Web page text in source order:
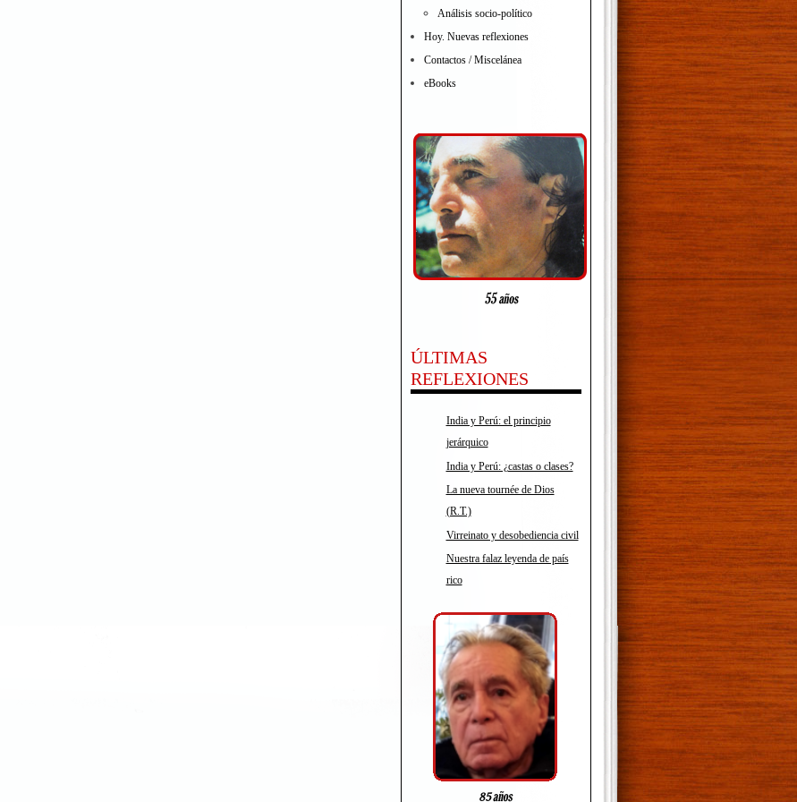
Análisis socio-político
Hoy. Nuevas reflexiones
Contactos / Miscelánea
eBooks
ÚLTIMAS
REFLEXIONES
India y Perú: el principio
jerárquico
India y Perú: ¿castas o clases?
La nueva tournée de Dios
(R.T.)
Virreinato y desobediencia civil
Nuestra falaz leyenda de país
rico